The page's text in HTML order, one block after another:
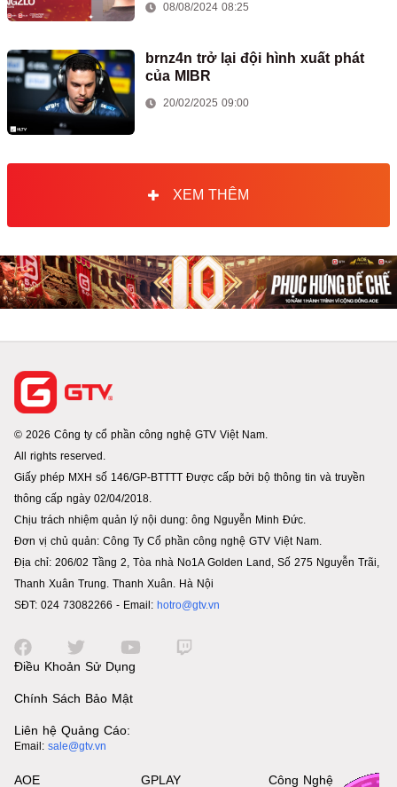
08/08/2024 08:25
brnz4n trở lại đội hình xuất phát
của MIBR
20/02/2025 09:00
XEM THÊM
© 2026 Công ty cổ phần công nghệ GTV Việt Nam.
All rights reserved.
Giấy phép MXH số 146/GP-BTTTT Được cấp bởi bộ thông tin và truyền
thông cấp ngày 02/04/2018.
Chịu trách nhiệm quản lý nội dung: ông Nguyễn Minh Đức.
Đơn vị chủ quản: Công Ty Cổ phần công nghệ GTV Việt Nam.
Địa chỉ: 206/02 Tầng 2, Tòa nhà No1A Golden Land, Số 275 Nguyễn Trãi,
Thanh Xuân Trung. Thanh Xuân. Hà Nội
SĐT: 024 73082266 - Email: hotro@gtv.vn
Điều Khoản Sử Dụng
Chính Sách Bảo Mật
Liên hệ Quảng Cáo:
Email: sale@gtv.vn
AOE GPLAY Công Nghệ